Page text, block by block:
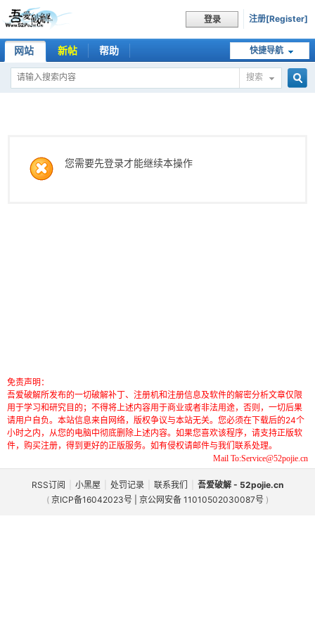
登录 注册[Register]
快捷导航
网站 新帖 帮助
搜索
您需要先登录才能继续本操作
免责声明：
吾爱破解所发布的一切破解补丁、注册机和注册信息及软件的解密分析文章仅限
用于学习和研究目的；不得将上述内容用于商业或者非法用途，否则，一切后果
请用户自负。本站信息来自网络，版权争议与本站无关。您必须在下载后的24个
小时之内，从您的电脑中彻底删除上述内容。如果您喜欢该程序，请支持正版软
件，购买注册，得到更好的正版服务。如有侵权请邮件与我们联系处理。
Mail To:Service@52pojie.cn
RSS订阅 小黑屋 处罚记录 联系我们
吾爱破解 - 52pojie.cn
( 京ICP备16042023号 | 京公网安备 11010502030087号 )